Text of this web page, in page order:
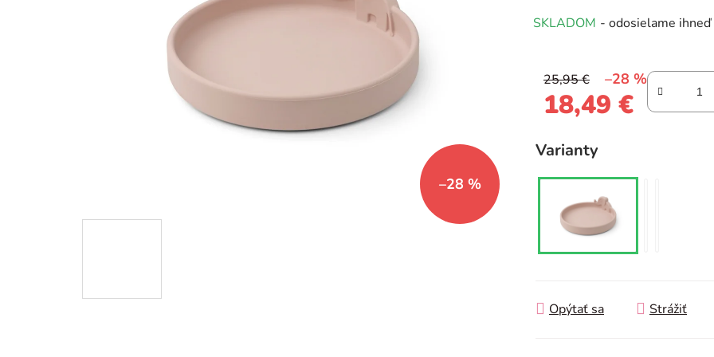
je
hviezdičiek.
SKLADOM - odosielame ihneď
25,95 € –28 %
18,49 €
Varianty
Opýtať sa Strážiť
–28 %